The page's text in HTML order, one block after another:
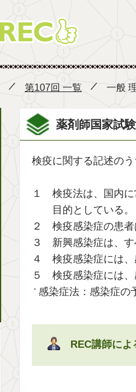
第107回 一覧 一般
薬剤師国家試
検疫に関する記述のう
１ 検疫法は、国内に
目的としている。
２ 検疫感染症の患者
３ 新興感染症は、す
４ 検疫感染症には、
５ 検疫感染症には、
＊ 感染症法：感染症の
REC講師によ